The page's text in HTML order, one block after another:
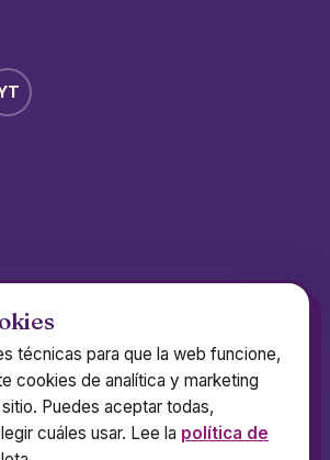
técnicas para que la web funcione,
cookies de analítica y marketing
Puedes aceptar todas,
cuáles usar. Lee la política de